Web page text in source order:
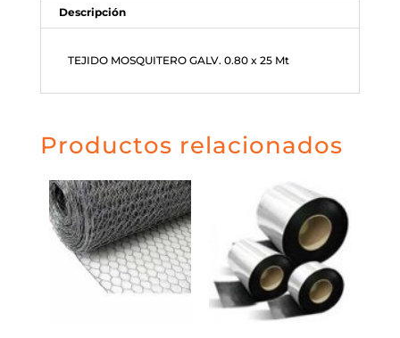
Descripción
TEJIDO MOSQUITERO GALV. 0.80 x 25 Mt
Productos relacionados